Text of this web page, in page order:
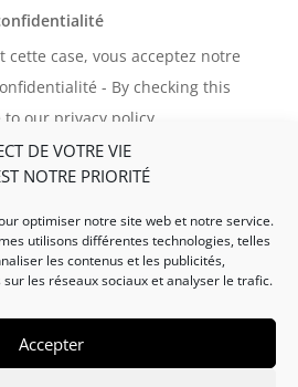
DE VOTRE VIE
NOTRE PRIORITÉ
optimiser notre site web et notre service.
utilisons différentes technologies, telles
les contenus et les publicités,
les réseaux sociaux et analyser le trafic.
Accepter
cette case, vous acceptez notre
- By checking this
to our privacy policy
Envoyer - Submit